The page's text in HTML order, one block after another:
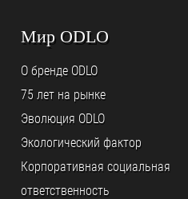
Мир ODLO
О бренде ODLO
75 лет на рынке
Эволюция ODLO
Экологический фактор
Корпоративная социальная
ответственность